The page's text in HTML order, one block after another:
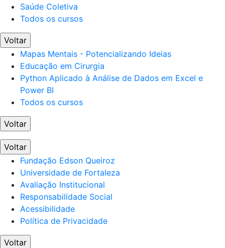
Saúde Coletiva
Todos os cursos
Voltar
Mapas Mentais - Potencializando Ideias
Educação em Cirurgia
Python Aplicado à Análise de Dados em Excel e
Power BI
Todos os cursos
Voltar
Voltar
Fundação Edson Queiroz
Universidade de Fortaleza
Avaliação Institucional
Responsabilidade Social
Acessibilidade
Política de Privacidade
Voltar